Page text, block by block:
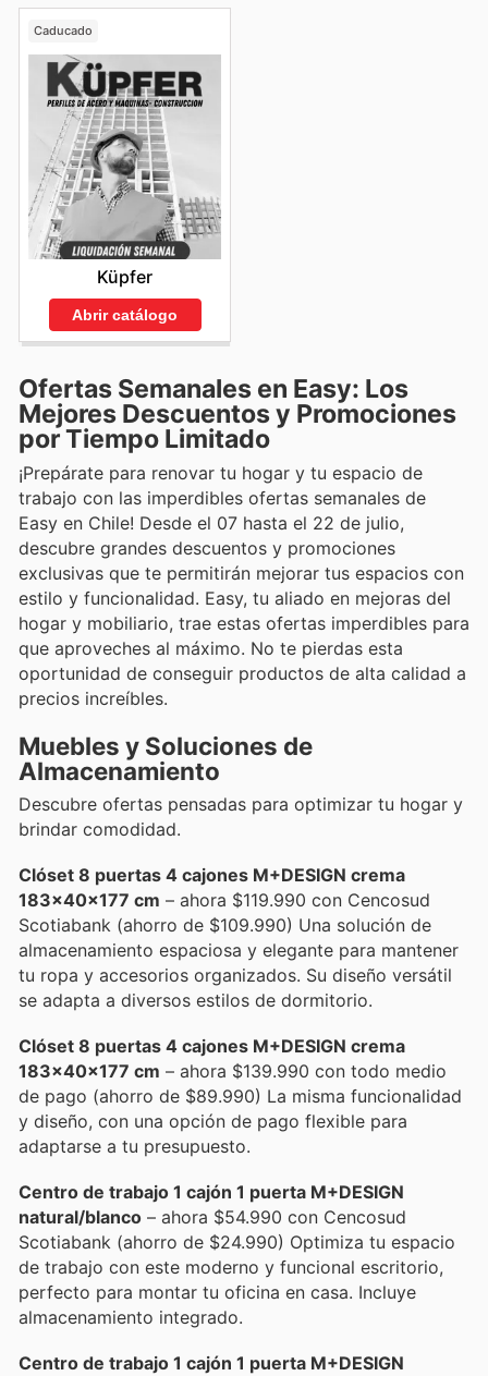
Caducado
Küpfer
Abrir catálogo
Ofertas Semanales en Easy: Los
Mejores Descuentos y Promociones
por Tiempo Limitado
¡Prepárate para renovar tu hogar y tu espacio de
trabajo con las imperdibles ofertas semanales de
Easy en Chile! Desde el 07 hasta el 22 de julio,
descubre grandes descuentos y promociones
exclusivas que te permitirán mejorar tus espacios con
estilo y funcionalidad. Easy, tu aliado en mejoras del
hogar y mobiliario, trae estas ofertas imperdibles para
que aproveches al máximo. No te pierdas esta
oportunidad de conseguir productos de alta calidad a
precios increíbles.
Muebles y Soluciones de
Almacenamiento
Descubre ofertas pensadas para optimizar tu hogar y
brindar comodidad.
Clóset 8 puertas 4 cajones M+DESIGN crema
183x40x177 cm – ahora $119.990 con Cencosud
Scotiabank (ahorro de $109.990) Una solución de
almacenamiento espaciosa y elegante para mantener
tu ropa y accesorios organizados. Su diseño versátil
se adapta a diversos estilos de dormitorio.
Clóset 8 puertas 4 cajones M+DESIGN crema
183x40x177 cm – ahora $139.990 con todo medio
de pago (ahorro de $89.990) La misma funcionalidad
y diseño, con una opción de pago flexible para
adaptarse a tu presupuesto.
Centro de trabajo 1 cajón 1 puerta M+DESIGN
natural/blanco – ahora $54.990 con Cencosud
Scotiabank (ahorro de $24.990) Optimiza tu espacio
de trabajo con este moderno y funcional escritorio,
perfecto para montar tu oficina en casa. Incluye
almacenamiento integrado.
Centro de trabajo 1 cajón 1 puerta M+DESIGN